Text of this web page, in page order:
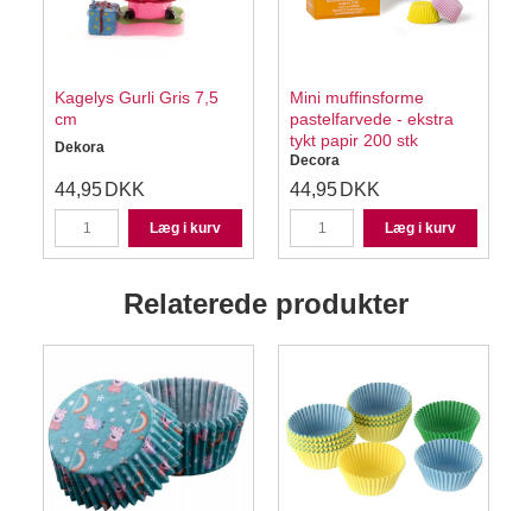
Kagelys Gurli Gris 7,5
cm
Dekora
44,95 DKK
Læg i kurv
Mini muffinsforme
pastelfarvede - ekstra
tykt papir 200 stk
Decora
44,95 DKK
Læg i kurv
Relaterede produkter